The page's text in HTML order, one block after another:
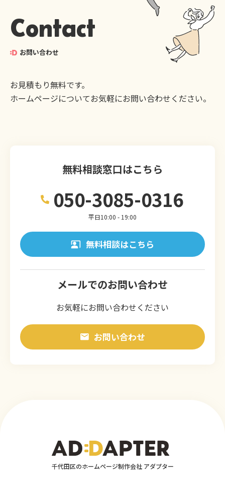
Contact
お問い合わせ
お見積もり無料です。
ホームページについてお気軽にお問い合わせください。
無料相談窓口はこちら
050-3085-0316
平日10:00 - 19:00
無料相談はこちら
メールでのお問い合わせ
お気軽にお問い合わせください
お問い合わせ
千代田区のホームページ制作会社 アダプター